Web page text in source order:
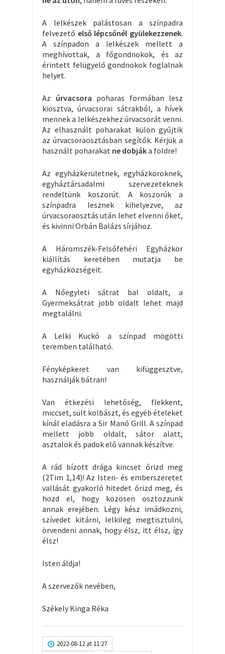
A lelkészek palástosan a színpadra
felvezető első lépcsőnél gyülekezzenek.
A színpadon a lelkészek mellett a
meghívottak, a főgondnokok, és az
érintett felügyelő gondnokok foglalnak
helyet.
Az úrvacsora poharas formában lesz
kiosztva, úrvacsorai sátrakból, a hívek
mennek a lelkészekhez úrvacsorát venni.
Az elhasznált poharakat külön gyűjtik
az úrvacsoraosztásban segítők. Kérjük a
használt poharakat ne dobjáka földre!
Az egyházkerületnek, egyházköröknek,
egyháztársadalmi szervezeteknek
rendeltünk koszorút. A koszorúk a
színpadra lesznek kihelyezve, az
úrvacsoraosztás után lehet elvenni őket,
és kivinni Orbán Balázs sírjához.
A Háromszék-Felsőfehéri Egyházkör
kiállítás keretében mutatja be
egyházközségeit.
A Nőegyleti sátrat bal oldalt, a
Gyermeksátrat jobb oldalt lehet majd
megtalálni.
A Lelki Kuckó a színpad mögötti
teremben található.
Fényképkeret van kifüggesztve,
használják bátran!
Van étkezési lehetőség, flekkent,
miccset, sült kolbászt, és egyéb ételeket
kínál eladásra a Sir Manó Grill. A színpad
mellett jobb oldalt, sátor alatt,
asztalok és padok elő vannak készítve.
A rád bízott drága kincset őrizd meg
(2Tim 1,14)! Az Isten- és emberszeretet
vallását gyakorló hitedet őrizd meg, és
hozd el, hogy közösen osztozzunk
annak erejében. Légy kész imádkozni,
szívedet kitárni, lelkileg megtisztulni,
örvendeni annak, hogy élsz, itt élsz, így
élsz!
Isten áldja!
A szervezők nevében,
Székely Kinga Réka
2022-08-12 at 11:27